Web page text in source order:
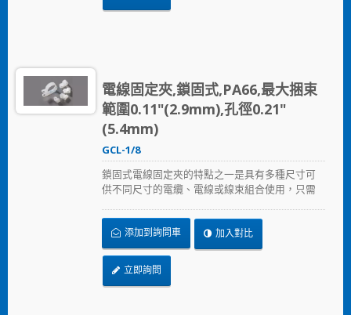
電線固定夾,鎖固式,PA66,最大捆束
範圍0.11"(2.9mm),孔徑0.21"
(5.4mm)
GCL-1/8
鎖固式電線固定夾的特點之一是具有多種尺寸可
供不同尺寸的電纜、電線或線束組合使用，只需
添加到詢問車 加入對比
立即詢問